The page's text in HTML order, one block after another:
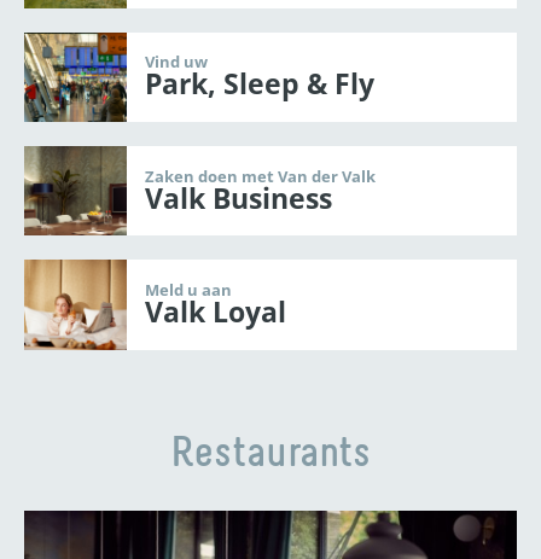
Vind uw
Park, Sleep & Fly
Zaken doen met Van der Valk
Valk Business
Meld u aan
Valk Loyal
Restaurants